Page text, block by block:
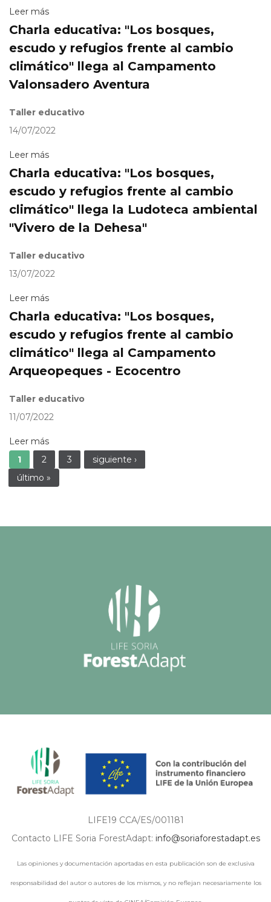
Leer más
Charla educativa: "Los bosques,
escudo y refugios frente al cambio
climático" llega al Campamento
Valonsadero Aventura
Taller educativo
14/07/2022
Leer más
Charla educativa: "Los bosques,
escudo y refugios frente al cambio
climático" llega la Ludoteca ambiental
"Vivero de la Dehesa"
Taller educativo
13/07/2022
Leer más
Charla educativa: "Los bosques,
escudo y refugios frente al cambio
climático" llega al Campamento
Arqueopeques - Ecocentro
Taller educativo
11/07/2022
Leer más
Páginas
1 2 3
siguiente ›
último »
LIFE19 CCA/ES/001181
Contacto LIFE Soria ForestAdapt: info@soriaforestadapt.es
Las opiniones y documentación aportadas en esta publicación son de exclusiva
responsabilidad del autor o autores de los mismos, y no reflejan necesariamente los